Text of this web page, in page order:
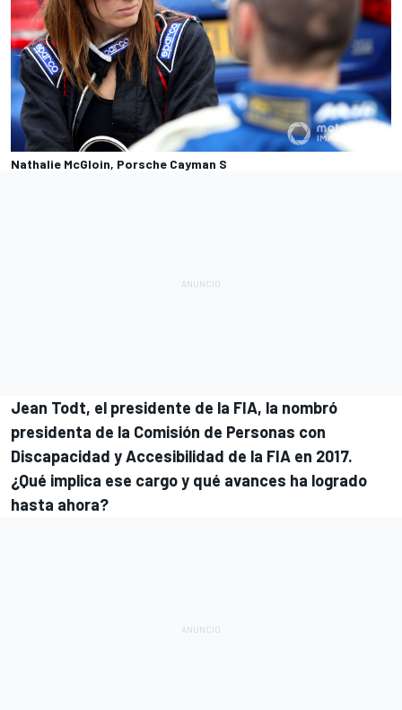
Nathalie McGloin, Porsche Cayman S
Jean Todt, el presidente de la FIA, la nombró
presidenta de la Comisión de Personas con
Discapacidad y Accesibilidad de la FIA en 2017.
¿Qué implica ese cargo y qué avances ha logrado
hasta ahora?